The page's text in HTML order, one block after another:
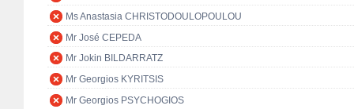
Ms Anastasia CHRISTODOULOPOULOU
Mr José CEPEDA
Mr Jokin BILDARRATZ
Mr Georgios KYRITSIS
Mr Georgios PSYCHOGIOS